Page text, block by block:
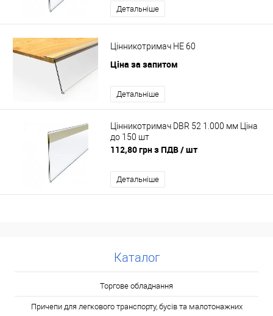
Детальніше
Цінникотримач HE 60
Ціна за запитом
Детальніше
Цінникотримач DBR 52 1.000 мм Ціна
до 150 шт
112,80 грн з ПДВ/ шт
Детальніше
Каталог
Торгове обладнання
Причепи для легкового транспорту, бусів та малотонажних